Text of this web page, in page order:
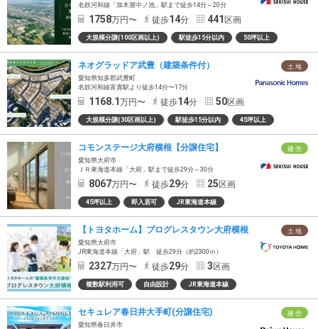
名鉄河和線「加木屋中ノ池」駅まで徒歩14分～20分
1758万円〜 徒歩14分 441区画
大規模分譲(100区画以上) 駅徒歩15分以内 50坪以上
土 地
ネオグラッドア武豊（建築条件付）
愛知県知多郡武豊町
名鉄河和線富貴駅より徒歩14分〜17分
1168.1万円〜 徒歩14分 50区画
大規模分譲(30区画以上) 駅徒歩15分以内 45坪以上
建 売
コモンステージ大府横根【分譲住宅】
愛知県大府市
ＪＲ東海道本線「大府」駅まで徒歩29分～30分
8067万円〜 徒歩29分 25区画
45坪以上 即入居可 JR東海道本線
土 地
【トヨタホーム】プログレスタウン大府横根
愛知県大府市
JR東海道本線「大府」駅 徒歩29分（約2300ｍ）
2327万円〜 徒歩29分 3区画
複数駅利用可 自由設計 JR東海道本線
建 売
セキュレア春日井大手町(分譲住宅)
愛知県春日井市